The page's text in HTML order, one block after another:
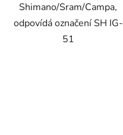
Shimano/Sram/Campa,
odpovídá označení SH IG-
51